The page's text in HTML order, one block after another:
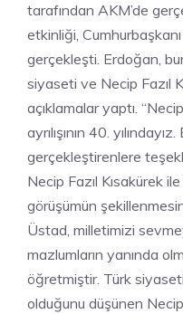
tarafından AKM’de
etkinliği, Cumhurbaşkanı
gerçekleşti. Erdoğan,
siyaseti ve Necip Fazıl
açıklamalar yaptı.
ayrılışının 40.
gerçekleştirenlere
Necip Fazıl Kısakürek
görüşümün
Üstad, milletimizi
mazlumların yanında
öğretmiştir. Türk
olduğunu düşünen